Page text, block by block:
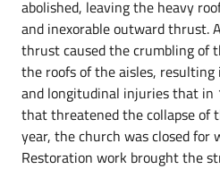
abolished, leaving the heavy
and inexorable outward thrust.
thrust caused the crumbling of
the roofs of the aisles,
and longitudinal injuries that in
that threatened the collapse of
year, the church was closed for
Restoration work brought the